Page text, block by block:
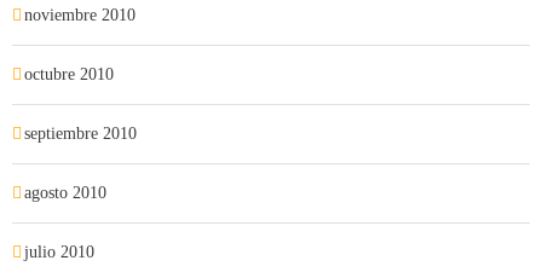
noviembre 2010
octubre 2010
septiembre 2010
agosto 2010
julio 2010